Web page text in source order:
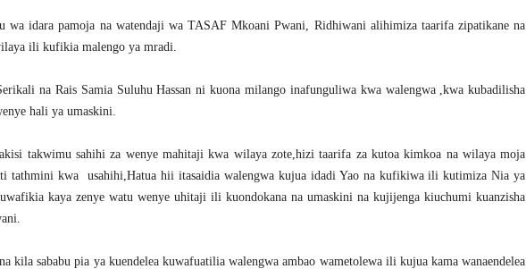
wa idara pamoja na watendaji wa TASAF Mkoani Pwani, Ridhiwani alihimiza taarifa zipatikane na
ili kufikia malengo ya mradi.
na Rais Samia Suluhu Hassan ni kuona milango inafunguliwa kwa walengwa ,kwa kubadilisha
hali ya umaskini.
takwimu sahihi za wenye mahitaji kwa wilaya zote,hizi taarifa za kutoa kimkoa na wilaya moja
tathmini kwa usahihi,Hatua hii itasaidia walengwa kujua idadi Yao na kufikiwa ili kutimiza Nia ya
kaya zenye watu wenye uhitaji ili kuondokana na umaskini na kujijenga kiuchumi kuanzisha
kila sababu pia ya kuendelea kuwafuatilia walengwa ambao wametolewa ili kujua kama wanaendelea